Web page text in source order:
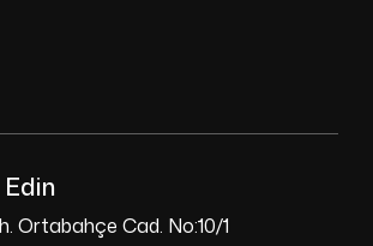
Ortabahçe Cad. No:10/1